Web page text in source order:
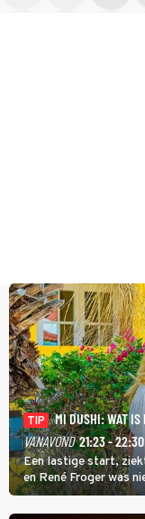
TIP
MI DUSHI: WAT
VANAVOND 21:23 - 22:30
Een lastige start,
en René Froger was
Wat Is Dan Liefde?
uit vissen om het